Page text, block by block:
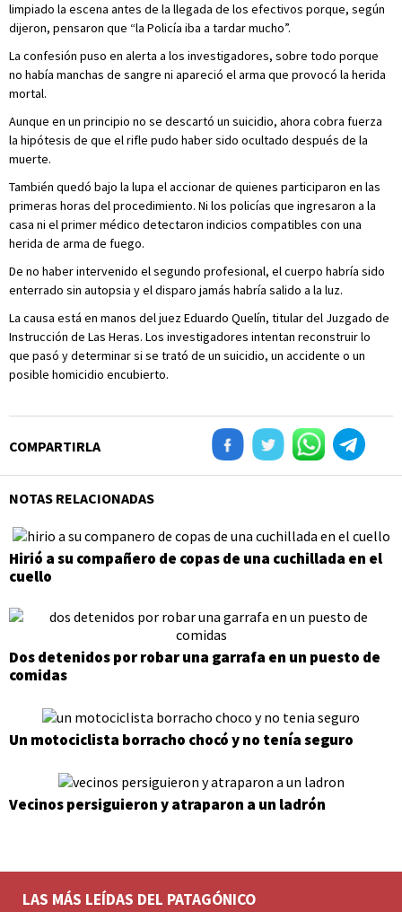
limpiado la escena antes de la llegada de los efectivos porque, según
dijeron, pensaron que “la Policía iba a tardar mucho”.
La confesión puso en alerta a los investigadores, sobre todo porque
no había manchas de sangre ni apareció el arma que provocó la herida
mortal.
Aunque en un principio no se descartó un suicidio, ahora cobra fuerza
la hipótesis de que el rifle pudo haber sido ocultado después de la
muerte.
También quedó bajo la lupa el accionar de quienes participaron en las
primeras horas del procedimiento. Ni los policías que ingresaron a la
casa ni el primer médico detectaron indicios compatibles con una
herida de arma de fuego.
De no haber intervenido el segundo profesional, el cuerpo habría sido
enterrado sin autopsia y el disparo jamás habría salido a la luz.
La causa está en manos del juez Eduardo Quelín, titular del Juzgado de
Instrucción de Las Heras. Los investigadores intentan reconstruir lo
que pasó y determinar si se trató de un suicidio, un accidente o un
posible homicidio encubierto.
COMPARTIRLA
NOTAS RELACIONADAS
Hirió a su compañero de copas de una cuchillada en el
cuello
Dos detenidos por robar una garrafa en un puesto de
comidas
Un motociclista borracho chocó y no tenía seguro
Vecinos persiguieron y atraparon a un ladrón
LAS MÁS LEÍDAS DEL PATAGÓNICO